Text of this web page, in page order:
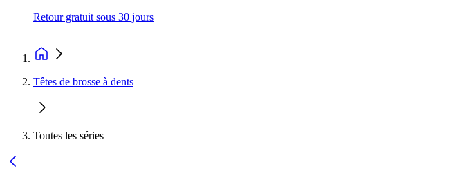
Retour gratuit sous 30 jours
Têtes de brosse à dents
Toutes les séries